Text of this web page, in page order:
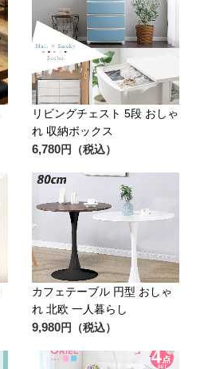
リビングチェスト 5段 おしゃ
れ 収納ボックス
6,780円（税込）
カフェテーブル 円型 おしゃ
れ 北欧 一人暮らし
9,980円（税込）